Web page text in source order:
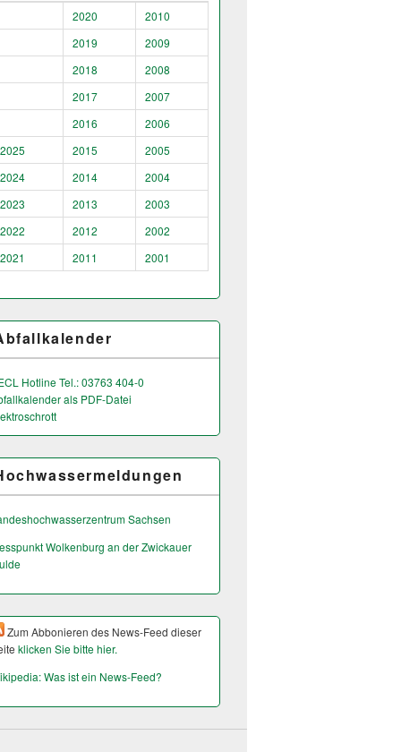
2020
2010
2019
2009
2018
2008
2017
2007
2016
2006
2025
2015
2005
2024
2014
2004
2023
2013
2003
2022
2012
2002
2021
2011 2001
Hotline Tel.: 03763 404-0
als PDF-Datei
Sachsen
Wolkenburg an der Zwickauer
Zum Abbonieren des News-Feed dieser
klicken Sie bitte hier.
Was ist ein News-Feed?